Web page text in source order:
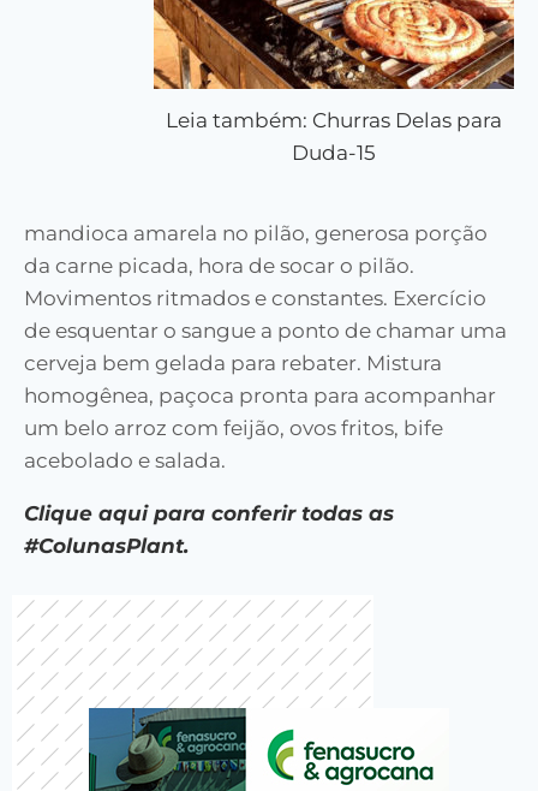
Leia também: Churras Delas para
Duda-15
mandioca amarela no pilão, generosa porção
da carne picada, hora de socar o pilão.
Movimentos ritmados e constantes. Exercício
de esquentar o sangue a ponto de chamar uma
cerveja bem gelada para rebater. Mistura
homogênea, paçoca pronta para acompanhar
um belo arroz com feijão, ovos fritos, bife
acebolado e salada.
Clique aqui para conferir todas as
#ColunasPlant.